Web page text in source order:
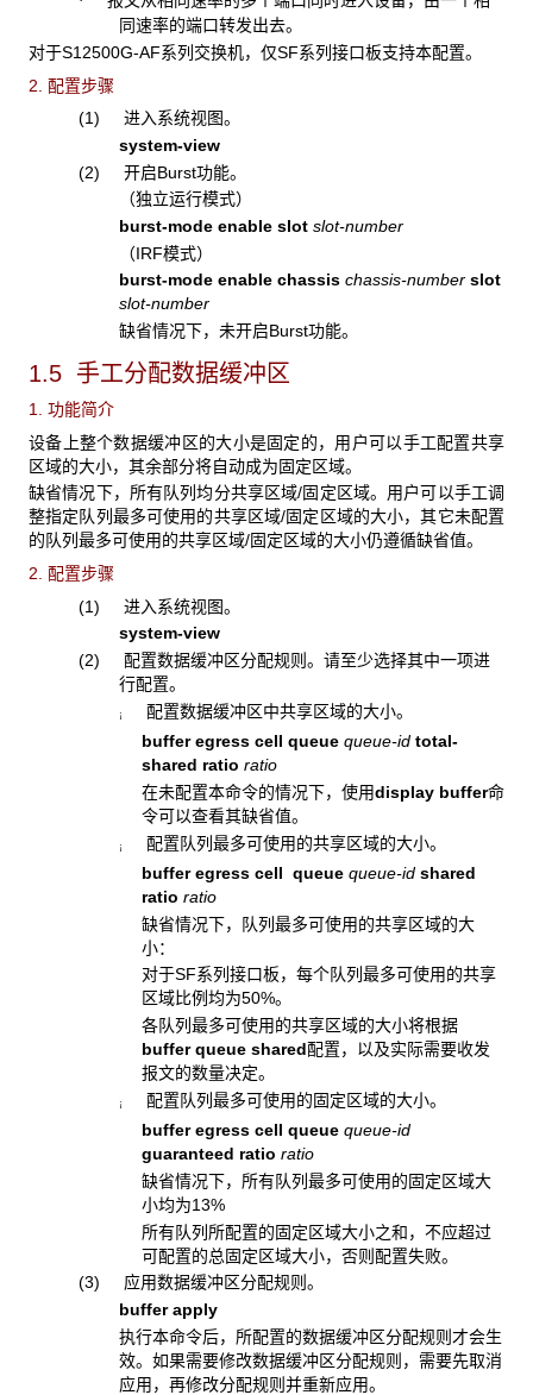
同速率的端口转发出去。
对于S12500G-AF系列交换机，仅SF系列接口板支持本配置。
2. 配置步骤
(1) 进入系统视图。
system-view
(2) 开启Burst功能。
（独立运行模式）
burst-mode enable slot slot-number
（IRF模式）
burst-mode enable chassis chassis-number slot
slot-number
缺省情况下，未开启Burst功能。
1.5 手工分配数据缓冲区
1. 功能简介
设备上整个数据缓冲区的大小是固定的，用户可以手工配置共享
区域的大小，其余部分将自动成为固定区域。
缺省情况下，所有队列均分共享区域/固定区域。用户可以手工调
整指定队列最多可使用的共享区域/固定区域的大小，其它未配置
的队列最多可使用的共享区域/固定区域的大小仍遵循缺省值。
2. 配置步骤
(1) 进入系统视图。
system-view
(2) 配置数据缓冲区分配规则。请至少选择其中一项进
行配置。
¡
配置数据缓冲区中共享区域的大小。
buffer egress cell queue queue-idtotal-
shared ratio ratio
在未配置本命令的情况下，使用display buffer命
令可以查看其缺省值。
¡
配置队列最多可使用的共享区域的大小。
buffer egress cell queue queue-idshared
ratio ratio
缺省情况下，队列最多可使用的共享区域的大
小：
对于SF系列接口板，每个队列最多可使用的共享
区域比例均为50%。
各队列最多可使用的共享区域的大小将根据
buffer queue shared配置，以及实际需要收发
报文的数量决定。
¡
配置队列最多可使用的固定区域的大小。
buffer egress cell queue queue-id
guaranteed ratio ratio
缺省情况下，所有队列最多可使用的固定区域大
小均为13%
所有队列所配置的固定区域大小之和，不应超过
可配置的总固定区域大小，否则配置失败。
(3) 应用数据缓冲区分配规则。
buffer apply
执行本命令后，所配置的数据缓冲区分配规则才会生
效。如果需要修改数据缓冲区分配规则，需要先取消
应用，再修改分配规则并重新应用。